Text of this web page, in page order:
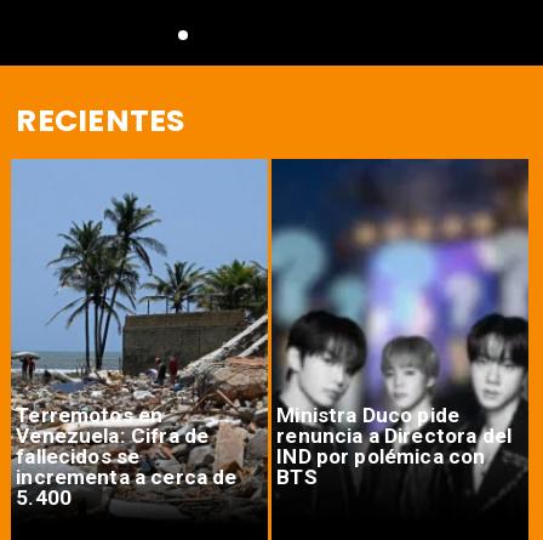
RECIENTES
Terremotos en
Venezuela: Cifra de
fallecidos se
incrementa a cerca de
5.400
Ministra Duco pide
renuncia a Directora del
IND por polémica con
BTS